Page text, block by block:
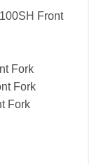
Front
Fork
Fork
Fork